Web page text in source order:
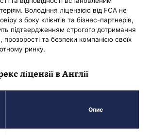
Володіння ліцензією від FCA не
з боку клієнтів та бізнес-партнерів,
підтвердженням строгого дотримання
прозорості та безпеки компанією своїх
ринку.
ліцензії в Англії
Опис